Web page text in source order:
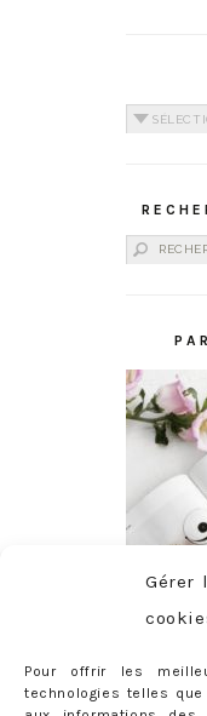
Gérer
Pour offrir les
technologies telles